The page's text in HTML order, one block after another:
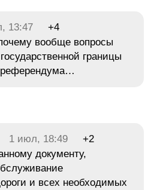
13:47
+4
вообще вопросы
границы
1 июл, 18:49
+2
документу,
и всех необходимых